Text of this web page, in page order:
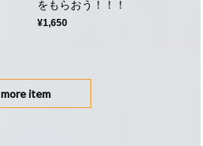
をもらおう！！！
¥1,650
more item